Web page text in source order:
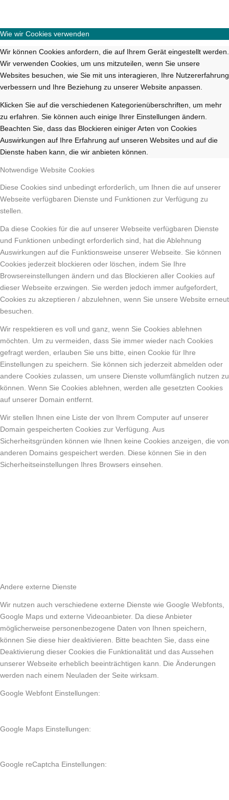
Wie wir Cookies verwenden
Wir können Cookies anfordern, die auf Ihrem Gerät eingestellt werden.
Wir verwenden Cookies, um uns mitzuteilen, wenn Sie unsere
Websites besuchen, wie Sie mit uns interagieren, Ihre Nutzererfahrung
verbessern und Ihre Beziehung zu unserer Website anpassen.
Klicken Sie auf die verschiedenen Kategorienüberschriften, um mehr
zu erfahren. Sie können auch einige Ihrer Einstellungen ändern.
Beachten Sie, dass das Blockieren einiger Arten von Cookies
Auswirkungen auf Ihre Erfahrung auf unseren Websites und auf die
Dienste haben kann, die wir anbieten können.
Notwendige Website Cookies
Diese Cookies sind unbedingt erforderlich, um Ihnen die auf unserer
Webseite verfügbaren Dienste und Funktionen zur Verfügung zu
stellen.
Da diese Cookies für die auf unserer Webseite verfügbaren Dienste
und Funktionen unbedingt erforderlich sind, hat die Ablehnung
Auswirkungen auf die Funktionsweise unserer Webseite. Sie können
Cookies jederzeit blockieren oder löschen, indem Sie Ihre
Browsereinstellungen ändern und das Blockieren aller Cookies auf
dieser Webseite erzwingen. Sie werden jedoch immer aufgefordert,
Cookies zu akzeptieren / abzulehnen, wenn Sie unsere Website erneut
besuchen.
Wir respektieren es voll und ganz, wenn Sie Cookies ablehnen
möchten. Um zu vermeiden, dass Sie immer wieder nach Cookies
gefragt werden, erlauben Sie uns bitte, einen Cookie für Ihre
Einstellungen zu speichern. Sie können sich jederzeit abmelden oder
andere Cookies zulassen, um unsere Dienste vollumfänglich nutzen zu
können. Wenn Sie Cookies ablehnen, werden alle gesetzten Cookies
auf unserer Domain entfernt.
Wir stellen Ihnen eine Liste der von Ihrem Computer auf unserer
Domain gespeicherten Cookies zur Verfügung. Aus
Sicherheitsgründen können wie Ihnen keine Cookies anzeigen, die von
anderen Domains gespeichert werden. Diese können Sie in den
Sicherheitseinstellungen Ihres Browsers einsehen.
Andere externe Dienste
Wir nutzen auch verschiedene externe Dienste wie Google Webfonts,
Google Maps und externe Videoanbieter. Da diese Anbieter
möglicherweise personenbezogene Daten von Ihnen speichern,
können Sie diese hier deaktivieren. Bitte beachten Sie, dass eine
Deaktivierung dieser Cookies die Funktionalität und das Aussehen
unserer Webseite erheblich beeinträchtigen kann. Die Änderungen
werden nach einem Neuladen der Seite wirksam.
Google Webfont Einstellungen:
Google Maps Einstellungen:
Google reCaptcha Einstellungen: